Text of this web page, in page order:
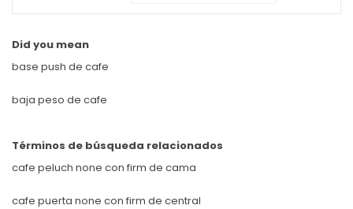
Did you mean
base push de cafe
baja peso de cafe
Términos de búsqueda relacionados
cafe peluch none con firm de cama
cafe puerta none con firm de central